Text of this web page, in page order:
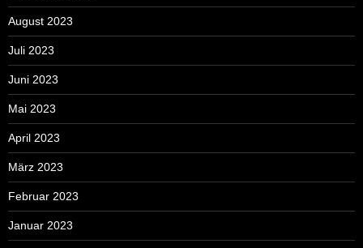
August 2023
Juli 2023
Juni 2023
Mai 2023
April 2023
März 2023
Februar 2023
Januar 2023